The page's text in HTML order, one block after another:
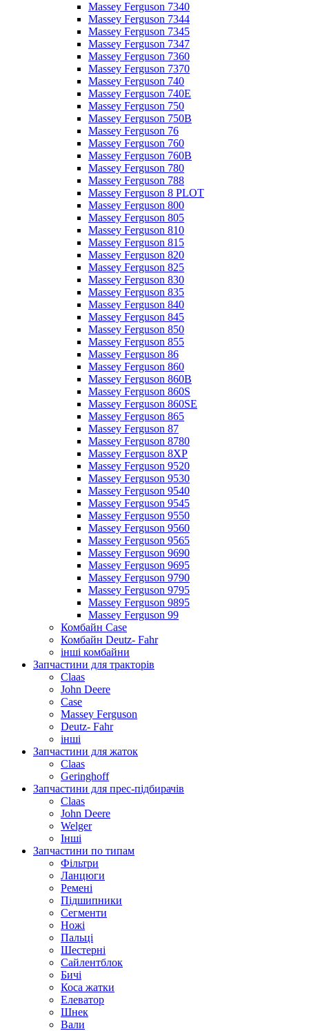
Massey Ferguson 7340
Massey Ferguson 7344
Massey Ferguson 7345
Massey Ferguson 7347
Massey Ferguson 7360
Massey Ferguson 7370
Massey Ferguson 740
Massey Ferguson 740E
Massey Ferguson 750
Massey Ferguson 750B
Massey Ferguson 76
Massey Ferguson 760
Massey Ferguson 760B
Massey Ferguson 780
Massey Ferguson 788
Massey Ferguson 8 PLOT
Massey Ferguson 800
Massey Ferguson 805
Massey Ferguson 810
Massey Ferguson 815
Massey Ferguson 820
Massey Ferguson 825
Massey Ferguson 830
Massey Ferguson 835
Massey Ferguson 840
Massey Ferguson 845
Massey Ferguson 850
Massey Ferguson 855
Massey Ferguson 86
Massey Ferguson 860
Massey Ferguson 860B
Massey Ferguson 860S
Massey Ferguson 860SE
Massey Ferguson 865
Massey Ferguson 87
Massey Ferguson 8780
Massey Ferguson 8XP
Massey Ferguson 9520
Massey Ferguson 9530
Massey Ferguson 9540
Massey Ferguson 9545
Massey Ferguson 9550
Massey Ferguson 9560
Massey Ferguson 9565
Massey Ferguson 9690
Massey Ferguson 9695
Massey Ferguson 9790
Massey Ferguson 9795
Massey Ferguson 9895
Massey Ferguson 99
Комбайн Case
Комбайн Deutz- Fahr
інші комбайни
Запчастини для тракторів
Claas
John Deere
Case
Massey Ferguson
Deutz- Fahr
інші
Запчастини для жаток
Claas
Geringhoff
Запчастини для прес-підбирачів
Claas
John Deere
Welger
Інші
Запчастини по типам
Фільтри
Ланцюги
Ремені
Підшипники
Сегменти
Ножі
Пальці
Шестерні
Сайлентблок
Бичі
Коса жатки
Елеватор
Шнек
Вали